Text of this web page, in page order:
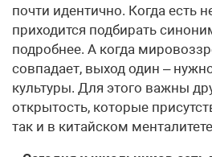
почти идентично. Когда есть
приходится подбирать
подробнее. А когда
совпадает, выход один –
культуры. Для этого важны
открытость, которые
так и в китайском